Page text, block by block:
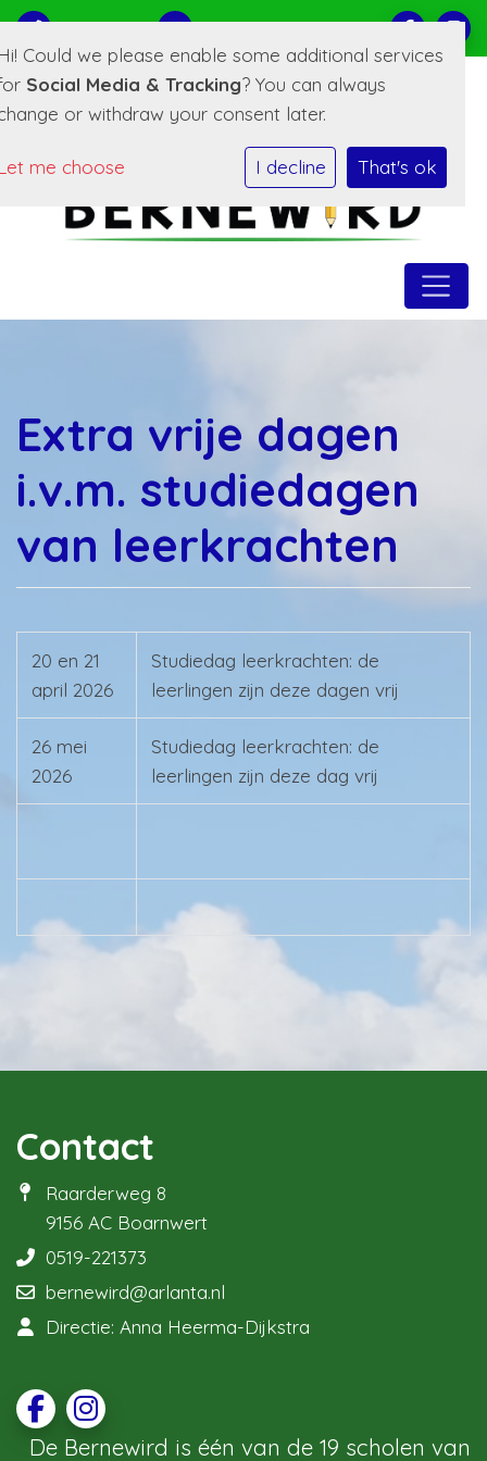
0519-221373 E-mailadres
Extra vrije dagen
i.v.m. studiedagen
van leerkrachten
20 en 21
april 2026
Studiedag leerkrachten: de
leerlingen zijn deze dagen vrij
26 mei
2026
Studiedag leerkrachten: de
leerlingen zijn deze dag vrij
Contact
Raarderweg 8
9156 AC Boarnwert
0519-221373
bernewird@arlanta.nl
Directie: Anna Heerma-Dijkstra
De Bernewird is één van de 19 scholen van
Could we please enable some additional services
Social Media & Tracking? You can always
or withdraw your consent later.
me choose I decline That's ok